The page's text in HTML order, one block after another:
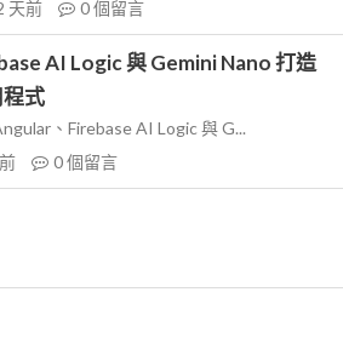
天前 0個留言
AI Logic 與 Gemini Nano 打造
式
、Firebase AI Logic 與 G...
0個留言